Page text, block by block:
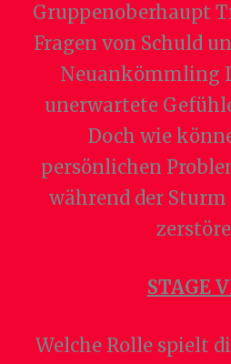
Gruppenoberhaupt
Fragen von Schuld
Neuankömmling
unerwartete
Doch wie
persönlichen
während der Sturm
STAGE
Welche Rolle spielt